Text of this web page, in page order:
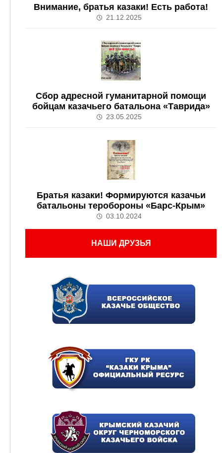
Внимание, братья казаки! Есть работа!
21.12.2025
Сбор адресной гуманитарной помощи
бойцам казачьего батальона «Таврида»
23.05.2025
Братья казаки! Формируются казачьи
батальоны теробороны «Барс-Крым»
03.10.2024
НАШИ ДРУЗЬЯ